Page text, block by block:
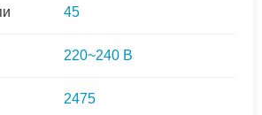
45
220~240 В
2475